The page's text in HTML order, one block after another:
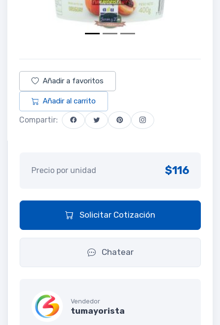
Añadir a favoritos
Añadir al carrito
Compartir:
Precio por unidad $116
Solicitar Cotización
Chatear
Vendedor
tumayorista